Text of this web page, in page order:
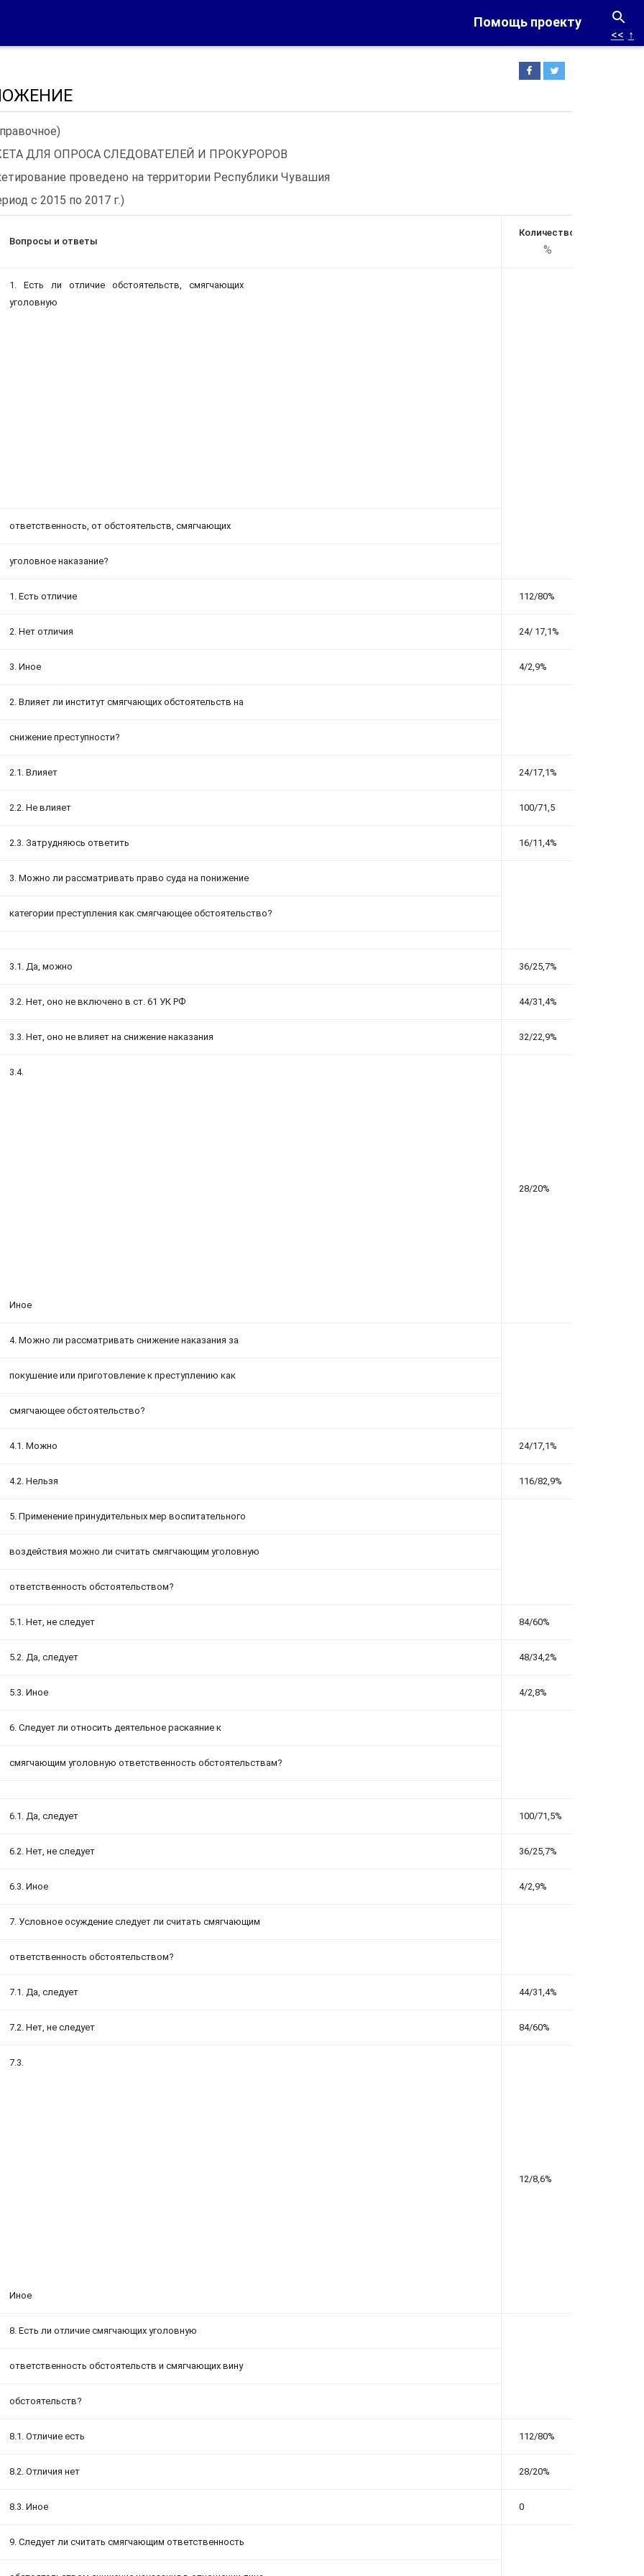
Помощь проекту
<< ↑
ДЛЯ ОПРОСА СЛЕДОВАТЕЛЕЙ И ПРОКУРОРОВ
проведено на территории Республики Чувашия
с 2015 по 2017 г.)
Вопросы и ответы
Количество,
%
1. Есть ли отличие обстоятельств, смягчающих
уголовную
ответственность, от обстоятельств, смягчающих
уголовное наказание?
1. Есть отличие 112/80%
2. Нет отличия 24/ 17,1%
3. Иное 4/2,9%
2. Влияет ли институт смягчающих обстоятельств на
снижение преступности?
2.1. Влияет 24/17,1%
2.2. Не влияет 100/71,5
2.3. Затрудняюсь ответить 16/11,4%
3. Можно ли рассматривать право суда на понижение
категории преступления как смягчающее обстоятельство?
3.1. Да, можно 36/25,7%
3.2. Нет, оно не включено в ст. 61 УК РФ 44/31,4%
3.3. Нет, оно не влияет на снижение наказания 32/22,9%
3.4.
Иное
28/20%
4. Можно ли рассматривать снижение наказания за
покушение или приготовление к преступлению как
смягчающее обстоятельство?
4.1. Можно 24/17,1%
4.2. Нельзя 116/82,9%
5. Применение принудительных мер воспитательного
воздействия можно ли считать смягчающим уголовную
ответственность обстоятельством?
5.1. Нет, не следует 84/60%
5.2. Да, следует 48/34,2%
5.3. Иное 4/2,8%
6. Следует ли относить деятельное раскаяние к
смягчающим уголовную ответственность обстоятельствам?
6.1. Да, следует 100/71,5%
6.2. Нет, не следует 36/25,7%
6.3. Иное 4/2,9%
7. Условное осуждение следует ли считать смягчающим
ответственность обстоятельством?
7.1. Да, следует 44/31,4%
7.2. Нет, не следует 84/60%
7.3.
Иное
12/8,6%
8. Есть ли отличие смягчающих уголовную
ответственность обстоятельств и смягчающих вину
обстоятельств?
8.1. Отличие есть 112/80%
8.2. Отличия нет 28/20%
8.3. Иное 0
9. Следует ли считать смягчающим ответственность